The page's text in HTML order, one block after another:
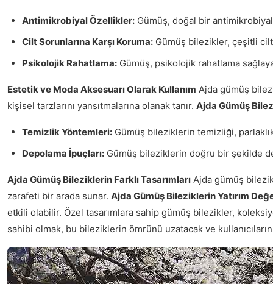
Antimikrobiyal Özellikler: Gümüş, doğal bir
Cilt Sorunlarına Karşı Koruma: Gümüş bilezikler, çeşitli
Psikolojik Rahatlama: Gümüş, psikolojik rahatlama
Estetik ve Moda Aksesuarı Olarak Kullanım Ajda gümüş
kişisel tarzlarını yansıtmalarına olanak tanır. Ajda Gümüş
Temizlik Yöntemleri: Gümüş bileziklerin temizliği,
Depolama İpuçları: Gümüş bileziklerin doğru bir şekilde
Ajda Gümüş Bileziklerin Farklı Tasarımları Ajda gümüş
zarafeti bir arada sunar. Ajda Gümüş Bileziklerin Yatırım
etkili olabilir. Özel tasarımlara sahip gümüş bilezikler,
sahibi olmak, bu bileziklerin ömrünü uzatacak ve